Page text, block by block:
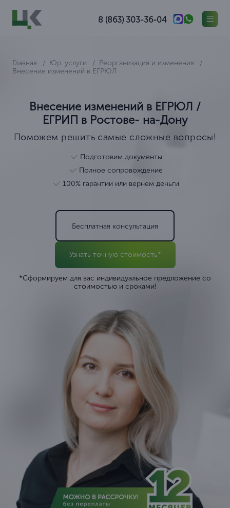
8 (863) 303-36-04
Главная Юр. услуги
Реорганизация и изменения
Внесение изменений в ЕГРЮЛ
Внесение изменений в ЕГРЮЛ /
ЕГРИП в Ростове- на-Дону
Поможем решить самые сложные вопросы!
Подготовим документы
Полное сопровождение
100% гарантии или вернем деньги
Бесплатная консультация
Узнать точную стоимость*
*Сформируем для вас индивидуальное предложение со
стоимостью и сроками!